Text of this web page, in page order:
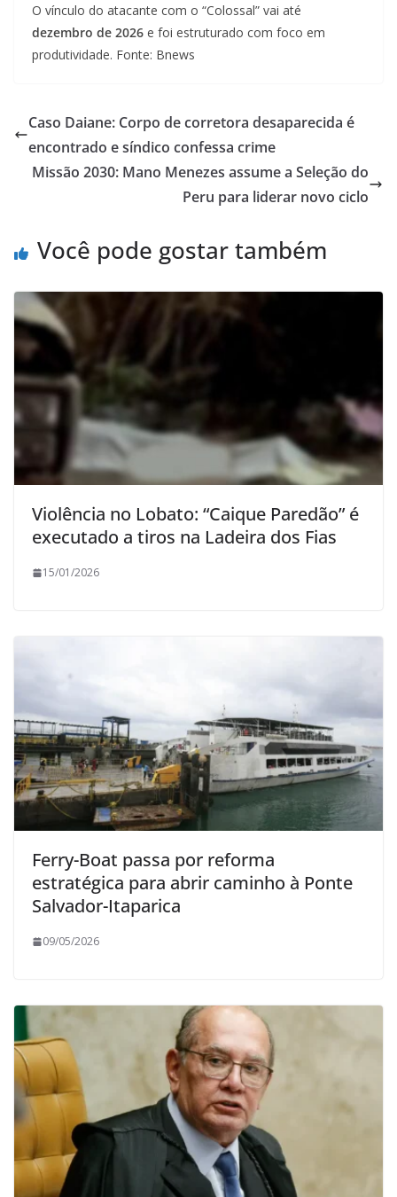
O vínculo do atacante com o “Colossal” vai até
dezembro de 2026 e foi estruturado com foco em
produtividade. Fonte: Bnews
Caso Daiane: Corpo de corretora desaparecida é
encontrado e síndico confessa crime
Missão 2030: Mano Menezes assume a Seleção do
Peru para liderar novo ciclo
Você pode gostar também
Violência no Lobato: “Caique Paredão” é
executado a tiros na Ladeira dos Fias
15/01/2026
Ferry-Boat passa por reforma
estratégica para abrir caminho à Ponte
Salvador-Itaparica
09/05/2026